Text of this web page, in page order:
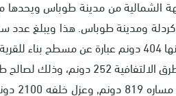
على بعد 25 كم من الجهة الشمالية من مدينة
لصالح طريق رقم (90).